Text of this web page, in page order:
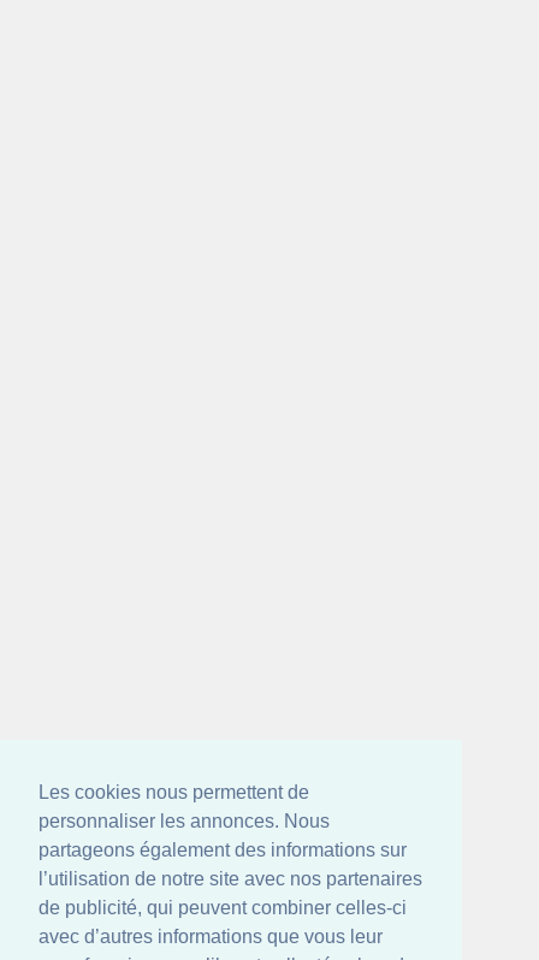
Les cookies nous permettent de
personnaliser les annonces. Nous
partageons également des informations sur
l’utilisation de notre site avec nos partenaires
de publicité, qui peuvent combiner celles-ci
avec d’autres informations que vous leur